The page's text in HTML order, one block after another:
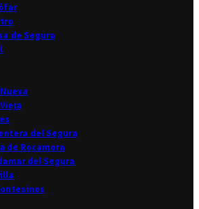
de Segura
del Segura
de Rocamora
del Segura